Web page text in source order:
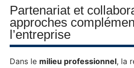
Partenariat et
approches
l’entreprise
Dans le milieu professionnel, la